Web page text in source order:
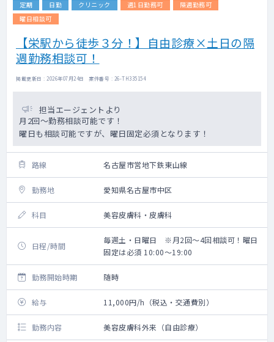
定期 日勤 クリニック 週1日勤務可
隔週勤務可
曜日相談可
【栄駅から徒歩３分！】自由診療×土日の隔
週勤務相談可！
掲載更新日 : 2026年07月24日 案件番号 : 26-TH335154
担当エージェントより
月2回～勤務相談可能です！
曜日も相談可能ですが、曜日固定必須となります！
路線 名古屋市営地下鉄東山線
勤務地 愛知県名古屋市中区
科目 美容皮膚科・皮膚科
日程/時間
毎週土・日曜日 ※月2回～4回相談可！曜日
固定は必須 10:00～19:00
勤務開始時期 随時
給与 11,000円/h（税込・交通費別）
勤務内容 美容皮膚科外来（自由診療）